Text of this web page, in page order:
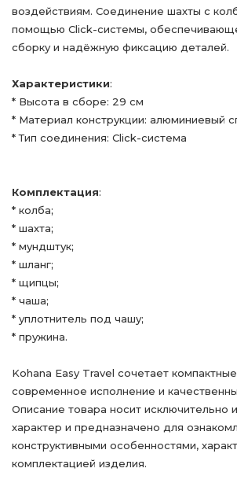
воздействиям. Соединение шахты с
помощью Click-системы,
сборку и надёжную фиксацию деталей.
Характеристики:
* Высота в сборе: 29 см
* Материал конструкции: алюминиевый
* Тип соединения: Click-система
Комплектация:
* колба;
* шахта;
* мундштук;
* шланг;
* щипцы;
* чаша;
* уплотнитель под чашу;
* пружина.
Kohana Easy Travel сочетает
современное исполнение и
Описание товара носит исключительно
характер и предназначено для
конструктивными особенностями,
комплектацией изделия.